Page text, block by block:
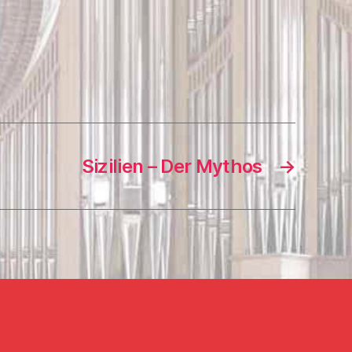
→
Sizilien – Der Mythos